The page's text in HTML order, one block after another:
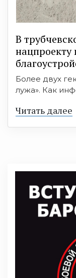
В
нацпроекту
Более двух
лужа». Как
Читать далее